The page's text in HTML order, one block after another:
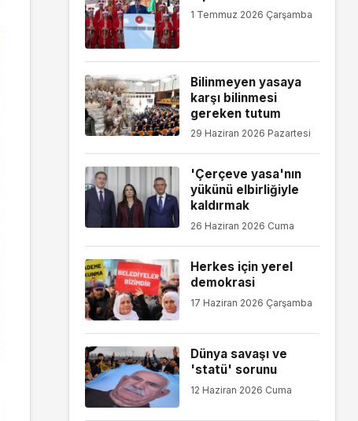
1 Temmuz 2026 Çarşamba
Bilinmeyen yasaya
karşı bilinmesi
gereken tutum
29 Haziran 2026 Pazartesi
'Çerçeve yasa'nın
yükünü elbirliğiyle
kaldırmak
26 Haziran 2026 Cuma
Herkes için yerel
demokrasi
17 Haziran 2026 Çarşamba
Dünya savaşı ve
'statü' sorunu
12 Haziran 2026 Cuma